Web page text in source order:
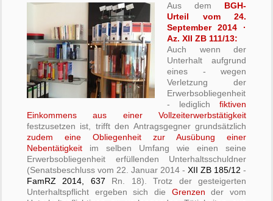
Aus dem BGH-
Urteil vom 24.
September 2014 ·
Az. XII ZB 111/13:
Auch wenn der
Unterhalt aufgrund
eines - wegen
Verletzung der
Erwerbsobliegenheit
- lediglich fiktiven
Einkommens aus einer Vollzeiterwerbstätigkeit
festzusetzen ist, trifft den Antragsgegner grundsätzlich
zudem eine Obliegenheit zur Ausübung einer
Nebentätigkeit im selben Umfang wie einen seine
Erwerbsobliegenheit erfüllenden Unterhaltsschuldner
(Senatsbeschluss vom 22. Januar 2014 - XII ZB 185/12 -
FamRZ 2014, 637 Rn. 18). Trotz der gesteigerten
Unterhaltspflicht ergeben sich die Grenzen der vom